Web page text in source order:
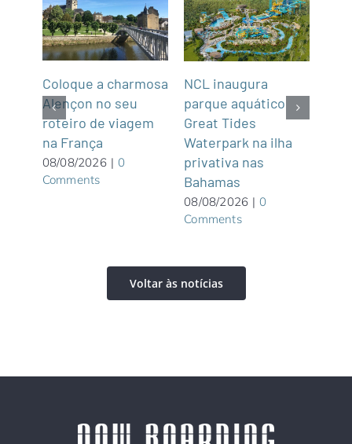
Coloque a charmosa
Alençon no seu
roteiro de viagem
na França
08/08/2026 | 0
Comments
NCL inaugura
parque aquático
Great Tides
Waterpark na ilha
privativa nas
Bahamas
08/08/2026 | 0
Comments
Voltar às notícias